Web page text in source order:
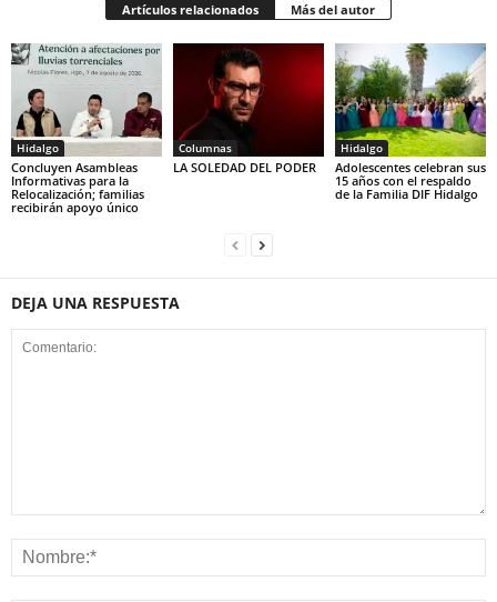
Artículos relacionados Más del autor
Hidalgo
Concluyen Asambleas
Informativas para la
Relocalización; familias
recibirán apoyo único
Columnas
LA SOLEDAD DEL PODER
Hidalgo
Adolescentes celebran sus
15 años con el respaldo
de la Familia DIF Hidalgo
DEJA UNA RESPUESTA